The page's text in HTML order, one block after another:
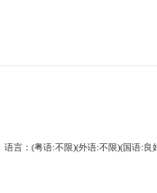
语言：(粤语:不限)(外语:不限)(国语:良